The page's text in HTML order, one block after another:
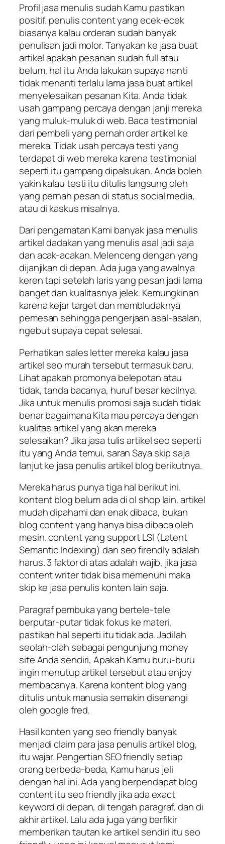
Profil jasa menulis sudah Kamu pastikan
positif. penulis content yang ecek-ecek
biasanya kalau orderan sudah banyak
penulisan jadi molor. Tanyakan ke jasa buat
artikel apakah pesanan sudah full atau
belum, hal itu Anda lakukan supaya nanti
tidak menanti terlalu lama jasa buat artikel
menyelesaikan pesanan Kita. Anda tidak
usah gampang percaya dengan janji mereka
yang muluk-muluk di web. Baca testimonial
dari pembeli yang pernah order artikel ke
mereka. Tidak usah percaya testi yang
terdapat di web mereka karena testimonial
seperti itu gampang dipalsukan. Anda boleh
yakin kalau testi itu ditulis langsung oleh
yang pernah pesan di status social media,
atau di kaskus misalnya.
Dari pengamatan Kami banyak jasa menulis
artikel dadakan yang menulis asal jadi saja
dan acak-acakan. Melenceng dengan yang
dijanjikan di depan. Ada juga yang awalnya
keren tapi setelah laris yang pesan jadi lama
banget dan kualitasnya jelek. Kemungkinan
karena kejar target dan membludaknya
pemesan sehingga pengerjaan asal-asalan,
ngebut supaya cepat selesai.
Perhatikan sales letter mereka kalau jasa
artikel seo murah tersebut termasuk baru.
Lihat apakah promonya belepotan atau
tidak, tanda bacanya, huruf besar kecilnya.
Jika untuk menulis promosi saja sudah tidak
benar bagaimana Kita mau percaya dengan
kualitas artikel yang akan mereka
selesaikan? Jika jasa tulis artikel seo seperti
itu yang Anda temui, saran Saya skip saja
lanjut ke jasa penulis artikel blog berikutnya.
Mereka harus punya tiga hal berikut ini.
kontent blog belum ada di ol shop lain. artikel
mudah dipahami dan enak dibaca, bukan
blog content yang hanya bisa dibaca oleh
mesin. content yang support LSI (Latent
Semantic Indexing) dan seo firendly adalah
harus. 3 faktor di atas adalah wajib, jika jasa
content writer tidak bisa memenuhi maka
skip ke jasa penulis konten lain saja.
Paragraf pembuka yang bertele-tele
berputar-putar tidak fokus ke materi,
pastikan hal seperti itu tidak ada. Jadilah
seolah-olah sebagai pengunjung money
site Anda sendiri, Apakah Kamu buru-buru
ingin menutup artikel tersebut atau enjoy
membacanya. Karena kontent blog yang
ditulis untuk manusia semakin disenangi
oleh google fred.
Hasil konten yang seo friendly banyak
menjadi claim para jasa penulis artikel blog,
itu wajar. Pengertian SEO friendly setiap
orang berbeda-beda, Kamu harus jeli
dengan hal ini. Ada yang berpendapat blog
content itu seo friendly jika ada exact
keyword di depan, di tengah paragraf, dan di
akhir artikel. Lalu ada juga yang berfikir
memberikan tautan ke artikel sendiri itu seo